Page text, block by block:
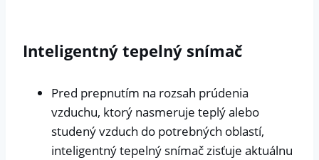
Inteligentný tepelný snímač
Pred prepnutím na rozsah prúdenia
vzduchu, ktorý nasmeruje teplý alebo
studený vzduch do potrebných oblastí,
inteligentný tepelný snímač zisťuje aktuálnu